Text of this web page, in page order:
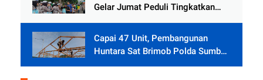
Gelar Jumat Peduli Tingkatkan
Capai 47 Unit, Pembangunan
Huntara Sat Brimob Polda Sumbar
Terus Berjalan di Pauh